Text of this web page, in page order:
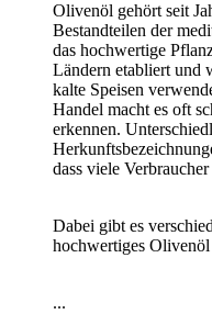
Olivenöl gehört seit
Bestandteilen der
das hochwertige
Ländern etabliert und
kalte Speisen
Handel macht es oft
erkennen.
dass viele
Dabei gibt es
hochwertiges
...